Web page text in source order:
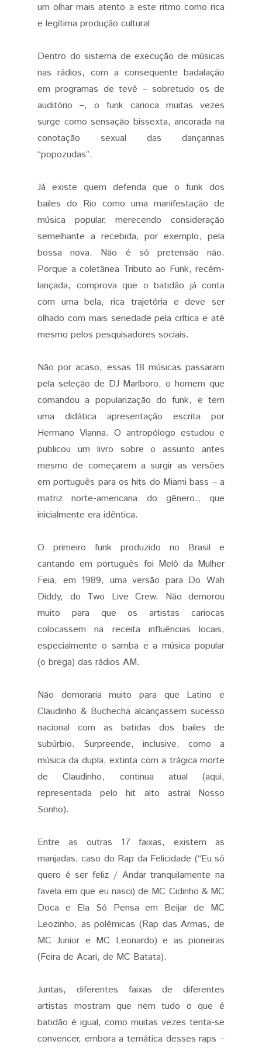
um olhar mais atento a este ritmo como rica
e legítima produção cultural
Dentro do sistema de execução de músicas
nas rádios, com a consequente badalação
em programas de tevê – sobretudo os de
auditório –, o funk carioca muitas vezes
surge como sensação bissexta, ancorada na
conotação sexual das dançarinas
“popozudas”.
Já existe quem defenda que o funk dos
bailes do Rio como uma manifestação de
música popular, merecendo consideração
semelhante a recebida, por exemplo, pela
bossa nova. Não é só pretensão não.
Porque a coletânea Tributo ao Funk, recém-
lançada, comprova que o batidão já conta
com uma bela, rica trajetória e deve ser
olhado com mais seriedade pela crítica e até
mesmo pelos pesquisadores sociais.
Não por acaso, essas 18 músicas passaram
pela seleção de DJ Marlboro, o homem que
comandou a popularização do funk, e tem
uma didática apresentação escrita por
Hermano Vianna. O antropólogo estudou e
publicou um livro sobre o assunto antes
mesmo de começarem a surgir as versões
em português para os hits do Miami bass – a
matriz norte-americana do gênero., que
inicialmente era idêntica.
O primeiro funk produzido no Brasil e
cantando em português foi Melô da Mulher
Feia, em 1989, uma versão para Do Wah
Diddy, do Two Live Crew. Não demorou
muito para que os artistas cariocas
colocassem na receita influências locais,
especialmente o samba e a música popular
(o brega) das rádios AM.
Não demoraria muito para que Latino e
Claudinho & Buchecha alcançassem sucesso
nacional com as batidas dos bailes de
subúrbio. Surpreende, inclusive, como a
música da dupla, extinta com a trágica morte
de Claudinho, continua atual (aqui,
representada pelo hit alto astral Nosso
Sonho).
Entre as outras 17 faixas, existem as
manjadas, caso do Rap da Felicidade (“Eu só
quero é ser feliz / Andar tranquilamente na
favela em que eu nasci) de MC Cidinho & MC
Doca e Ela Só Pensa em Beijar de MC
Leozinho, as polêmicas (Rap das Armas, de
MC Junior e MC Leonardo) e as pioneiras
(Feira de Acari, de MC Batata).
Juntas, diferentes faixas de diferentes
artistas mostram que nem tudo o que é
batidão é igual, como muitas vezes tenta-se
convencer, embora a temática desses raps –